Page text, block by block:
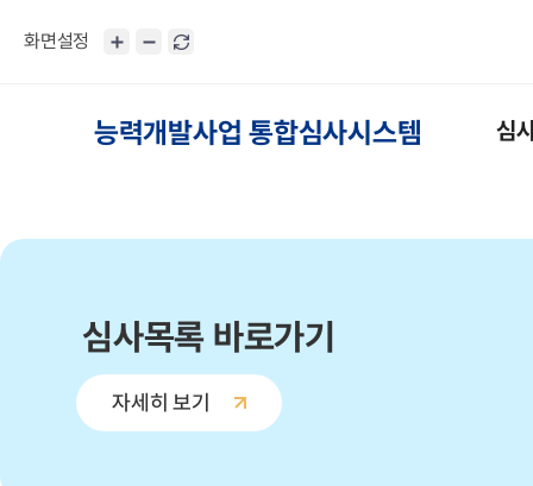
화면설정
능력개발사업 통합심사시스템 심
심사목록 바로가기
자세히 보기